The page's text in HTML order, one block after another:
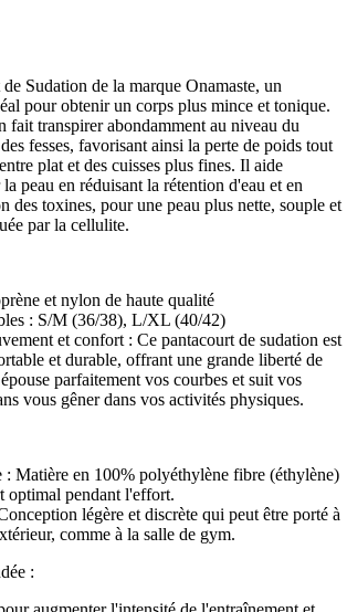
Sudation de la marque Onamaste, un
pour obtenir un corps plus mince et tonique.
fait transpirer abondamment au niveau du
fesses, favorisant ainsi la perte de poids tout
plat et des cuisses plus fines. Il aide
peau en réduisant la rétention d'eau et en
des toxines, pour une peau plus nette, souple et
par la cellulite.
et nylon de haute qualité
: S/M (36/38), L/XL (40/42)
et confort : Ce pantacourt de sudation est
et durable, offrant une grande liberté de
parfaitement vos courbes et suit vos
vous gêner dans vos activités physiques.
: Matière en 100% polyéthylène fibre (éthylène)
optimal pendant l'effort.
légère et discrète qui peut être porté à
comme à la salle de gym.
: